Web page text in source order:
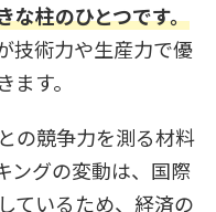
な柱のひとつです。
技術力や生産力で優
す。
の競争力を測る材料
ングの変動は、国際
ているため、経済の